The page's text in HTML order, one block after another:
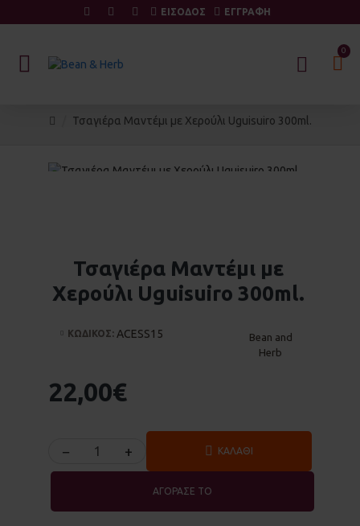
ΕΙΣΟΔΟΣ ΕΓΓΡΑΦΗ
0
Τσαγιέρα Μαντέμι με Χερούλι Uguisuiro 300ml.
Τσαγιέρα Μαντέμι με
Χερούλι Uguisuiro 300ml.
22,00€
ΚΩΔΙΚΟΣ: ACESS15
Bean and
Herb
− + ΚΑΛΆΘΙ
ΑΓΟΡΑΣΕ ΤΟ